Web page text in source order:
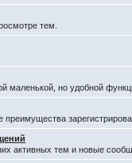
тем.
маленькой, но удобной
преимущества
активных тем и новые